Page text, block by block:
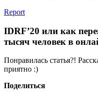
Report
IDRF’20 или как
тысяч человек в
Понравилась статья?!
приятно :)
Поделиться